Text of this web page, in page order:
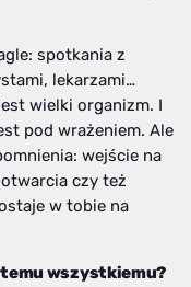
spotkania z
lekarzami…
wielki organizm. I
pod wrażeniem. Ale
wejście na
czy też
w tobie na
temu wszystkiemu?